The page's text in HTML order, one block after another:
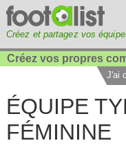
Créez et partagez vos
Créez vos propres
J'ai
ÉQUIPE
FÉMININE